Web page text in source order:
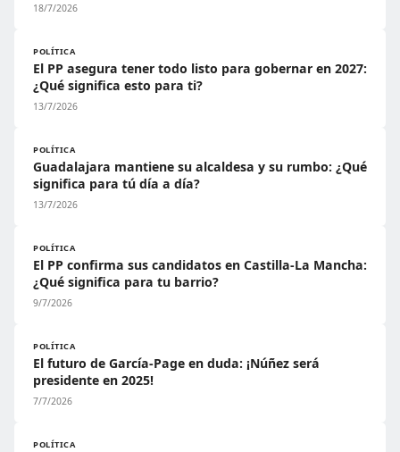
18/7/2026
POLÍTICA
El PP asegura tener todo listo para gobernar en 2027:
¿Qué significa esto para ti?
13/7/2026
POLÍTICA
Guadalajara mantiene su alcaldesa y su rumbo: ¿Qué
significa para tú día a día?
13/7/2026
POLÍTICA
El PP confirma sus candidatos en Castilla-La Mancha:
¿Qué significa para tu barrio?
9/7/2026
POLÍTICA
El futuro de García-Page en duda: ¡Núñez será
presidente en 2025!
7/7/2026
POLÍTICA